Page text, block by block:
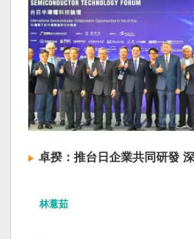
卓揆：推台日企業共同研發
林薏茹